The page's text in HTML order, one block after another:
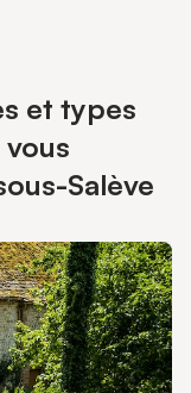
et types
Salève